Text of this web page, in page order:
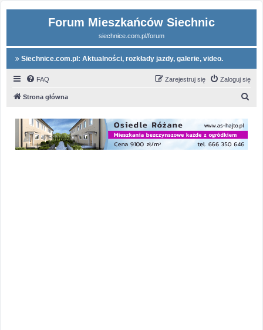
Forum Mieszkańców Siechnic
siechnice.com.pl/forum
Siechnice.com.pl: Aktualności, rozkłady jazdy, galerie, video.
FAQ Zaloguj się
Zarejestruj się
Strona główna